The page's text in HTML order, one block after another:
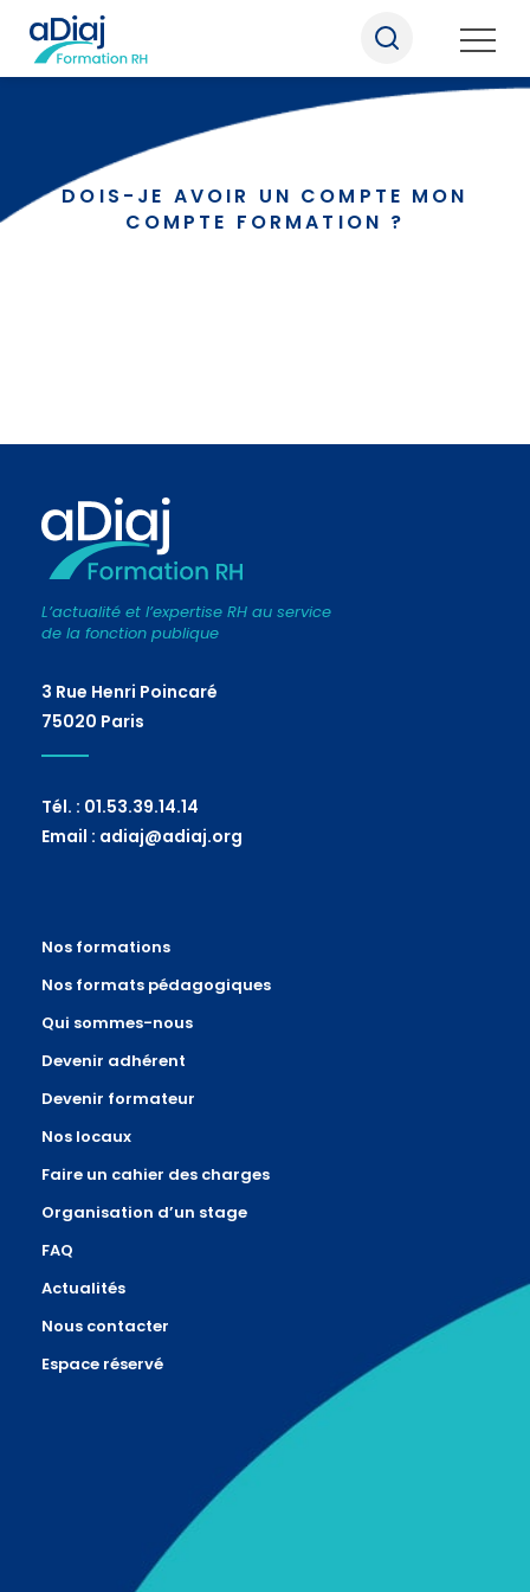
Nos formations
DOIS-JE AVOIR UN COMPTE MON
COMPTE FORMATION ?
L’actualité et l’expertise RH au service
de la fonction publique
3 Rue Henri Poincaré
75020 Paris
Tél. : 01.53.39.14.14
Email : adiaj@adiaj.org
Nos formations
Nos formats pédagogiques
Qui sommes-nous
Devenir adhérent
Devenir formateur
Nos locaux
Faire un cahier des charges
Organisation d’un stage
FAQ
Actualités
Nous contacter
Espace réservé